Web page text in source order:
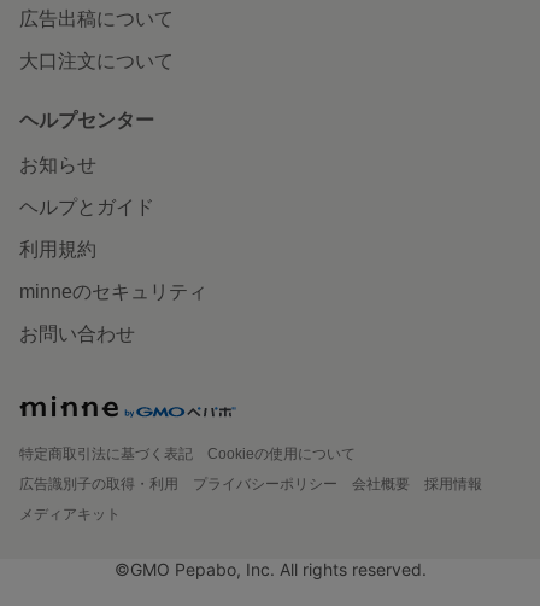
広告出稿について
大口注文について
ヘルプセンター
お知らせ
ヘルプとガイド
利用規約
minneのセキュリティ
お問い合わせ
特定商取引法に基づく表記
Cookieの使用について
広告識別子の取得・利用
プライバシーポリシー 会社概要
採用情報
メディアキット
©GMO Pepabo, Inc. All rights reserved.